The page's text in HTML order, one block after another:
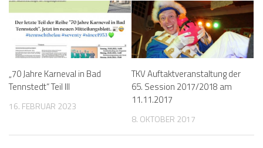
„70 Jahre Karneval in Bad
Tennstedt“ Teil III
16. FEBRUAR 2023
TKV Auftaktveranstaltung der
65. Session 2017/2018 am
11.11.2017
8. OKTOBER 2017